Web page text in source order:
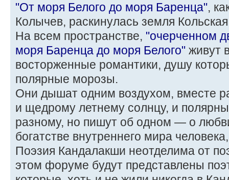
"От моря Белого до моря Баренца",
Колычев, раскинулась земля
На всем пространстве, "очерченном
моря Баренца до моря Белого" живут
восторженные романтики, душу
полярные морозы.
Они дышат одним воздухом, вместе
и щедрому летнему солнцу, и
разному, но пишут об одном — о
богатстве внутреннего мира
Поэзия Кандалакши неотделима от
этом форуме будут представлены